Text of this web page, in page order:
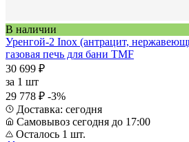
В наличии
Уренгой-2 Inox (антрацит,
газовая печь для бани TMF
30 699 ₽
за 1 шт
29 778 ₽ -3%
Доставка: сегодня
Самовывоз сегодня до 17:00
Осталось 1 шт.